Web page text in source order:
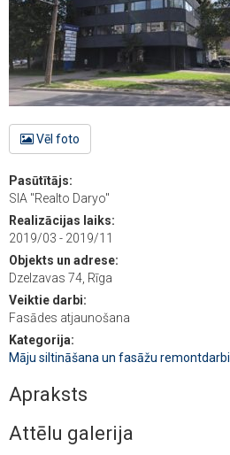
Vēl foto
Pasūtītājs:
SIA "Realto Daryo"
Realizācijas laiks:
2019/03 - 2019/11
Objekts un adrese:
Dzelzavas 74, Rīga
Veiktie darbi:
Fasādes atjaunošana
Kategorija:
Māju siltināšana un fasāžu remontdarbi
Apraksts
Attēlu galerija